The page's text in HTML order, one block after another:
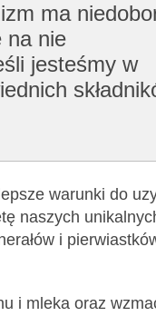
ma
na nie
jesteśmy w
warunki do
naszych
i
i mleka oraz